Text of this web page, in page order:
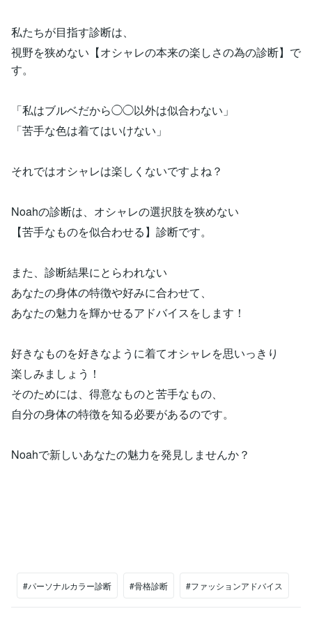
私たちが目指す診断は、
視野を狭めない【オシャレの本来の楽しさの為の診断】で
す。
「私はブルベだから◯◯以外は似合わない」
「苦手な色は着てはいけない」
それではオシャレは楽しくないですよね？
Noahの診断は、オシャレの選択肢を狭めない
【苦手なものを似合わせる】診断です。
また、診断結果にとらわれない
あなたの身体の特徴や好みに合わせて、
あなたの魅力を輝かせるアドバイスをします！
好きなものを好きなように着てオシャレを思いっきり
楽しみましょう！
そのためには、得意なものと苦手なもの、
自分の身体の特徴を知る必要があるのです。
Noahで新しいあなたの魅力を発見しませんか？
#パーソナルカラー診断 #骨格診断 #ファッションアドバイス